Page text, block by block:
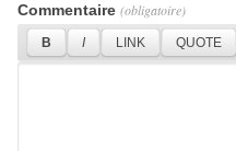
Commentaire (obligatoire)